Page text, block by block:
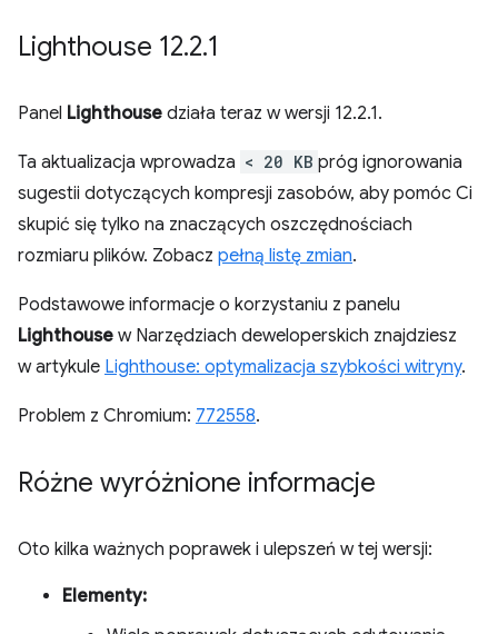
Lighthouse 12.2.1
Panel Lighthouse działa teraz w wersji 12.2.1.
Ta aktualizacja wprowadza < 20 KB próg ignorowania
sugestii dotyczących kompresji zasobów, aby pomóc Ci
skupić się tylko na znaczących oszczędnościach
rozmiaru plików. Zobacz pełną listę zmian.
Podstawowe informacje o korzystaniu z panelu
Lighthouse w Narzędziach deweloperskich znajdziesz
w artykule Lighthouse: optymalizacja szybkości witryny.
Problem z Chromium: 772558.
Różne wyróżnione informacje
Oto kilka ważnych poprawek i ulepszeń w tej wersji:
Elementy: